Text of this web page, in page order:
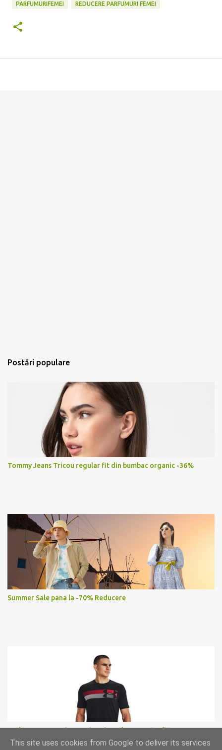
PARFUMURIFEMEI REDUCERE PARFUMURI FEMEI
Postări populare
Tommy Jeans Tricou regular fit din bumbac organic -36%
Summer Sale pana la -70% Reducere
Under Armour, Tricou cu imprimeu logo pentru fitness
This site uses cookies from Google to deliver its services